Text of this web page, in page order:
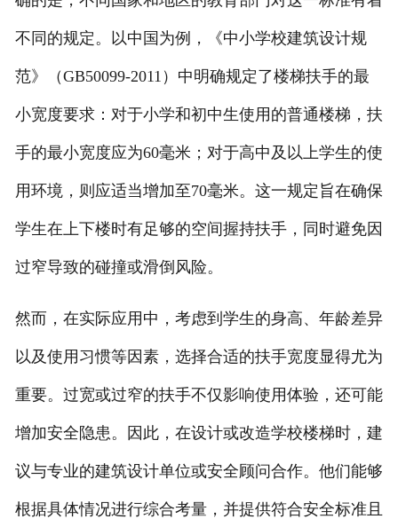
不同的规定。以中国为例，《中小学校建筑设计规
范》（GB50099-2011）中明确规定了楼梯扶手的最
小宽度要求：对于小学和初中生使用的普通楼梯，扶
手的最小宽度应为60毫米；对于高中及以上学生的使
用环境，则应适当增加至70毫米。这一规定旨在确保
学生在上下楼时有足够的空间握持扶手，同时避免因
过窄导致的碰撞或滑倒风险。
然而，在实际应用中，考虑到学生的身高、年龄差异
以及使用习惯等因素，选择合适的扶手宽度显得尤为
重要。过宽或过窄的扶手不仅影响使用体验，还可能
增加安全隐患。因此，在设计或改造学校楼梯时，建
议与专业的建筑设计单位或安全顾问合作。他们能够
根据具体情况进行综合考量，并提供符合安全标准且